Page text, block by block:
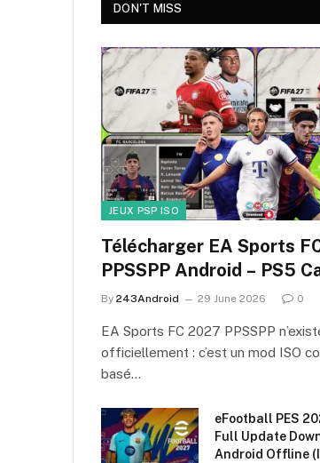
DON'T MISS
JEUX PSP ISO
Télécharger EA Sports
PPSSPP Android – PS5
By 243Android 29 June 2026 0
EA Sports FC 2027 PPSSPP
officiellement : c’est un mod ISO
basé…
eFootball PES
Full Update
Android Offline